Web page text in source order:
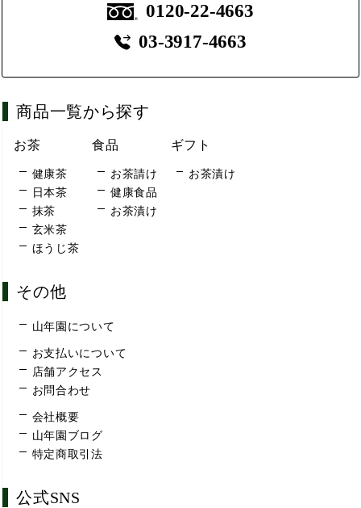
0120-22-4663
03-3917-4663
商品一覧から探す
お茶
健康茶
日本茶
抹茶
玄米茶
ほうじ茶
食品
お茶請け
健康食品
お茶漬け
ギフト
お茶漬け
その他
山年園について
お支払いについて
店舗アクセス
お問合わせ
会社概要
山年園ブログ
特定商取引法
公式SNS